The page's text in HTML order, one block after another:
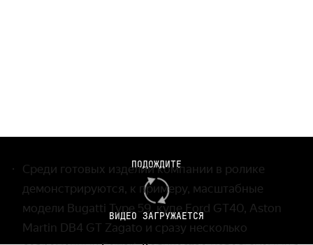
ПОДОЖДИТЕ
ВИДЕО ЗАГРУЖАЕТСЯ
Среди готовых изделий компании в ролике
демонстрируются, к примеру, масштабные
модели Bugatti Type 59, купе Ford GT40, Aston
Martin DB4 GT Zagato и сразу несколько